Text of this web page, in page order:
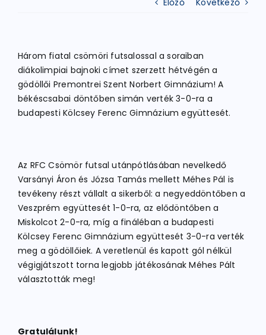
KERÉKPÁR
EGYÉB SPORTÁGAK
ELÉRHETŐSÉGEK
TAGDÍJ BEFIZETÉS
Előző Következő
Három fiatal csömöri futsalossal a soraiban
diákolimpiai bajnoki címet szerzett hétvégén a
gödöllői Premontrei Szent Norbert Gimnázium! A
békéscsabai döntőben simán verték 3-0-ra a
budapesti Kölcsey Ferenc Gimnázium együttesét.
Az RFC Csömör futsal utánpótlásában nevelkedő
Varsányi Áron és Józsa Tamás mellett Méhes Pál is
tevékeny részt vállalt a sikerből: a negyeddöntőben a
Veszprém együttesét 1-0-ra, az elődöntőben a
Miskolcot 2-0-ra, míg a fináléban a budapesti
Kölcsey Ferenc Gimnázium együttesét 3-0-ra verték
meg a gödöllőiek. A veretlenül és kapott gól nélkül
végigjátszott torna legjobb játékosának Méhes Pált
választották meg!
Gratulálunk!